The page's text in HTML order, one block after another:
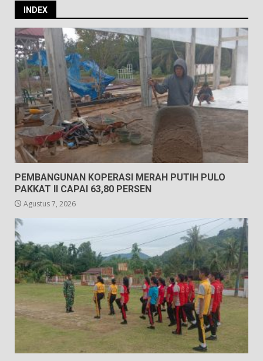
INDEX
PEMBANGUNAN KOPERASI MERAH PUTIH PULO
PAKKAT II CAPAI 63,80 PERSEN
Agustus 7, 2026